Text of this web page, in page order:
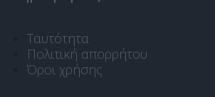
Ταυτότητα
Πολιτική απορρήτου
Όροι χρήσης